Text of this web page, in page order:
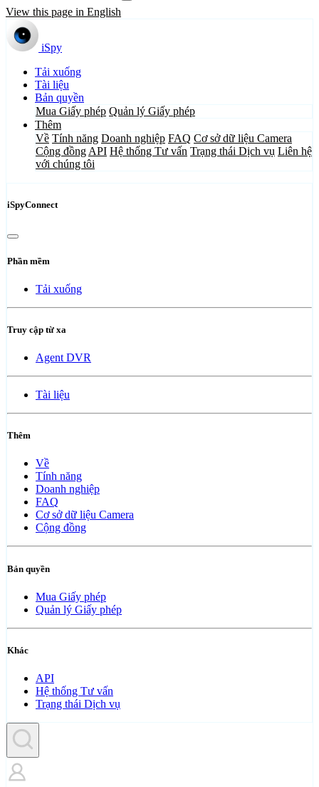
View this page in English
iSpy
Tải xuống
Tài liệu
Bản quyền
Mua Giấy phép Quản lý Giấy phép
Thêm
Về Tính năng Doanh nghiệp FAQ Cơ sở dữ liệu Camera
Cộng đồng API Hệ thống Tư vấn Trạng thái Dịch vụ Liên hệ
với chúng tôi
iSpyConnect
Phần mềm
Tải xuống
Truy cập từ xa
Agent DVR
Tài liệu
Thêm
Về
Tính năng
Doanh nghiệp
FAQ
Cơ sở dữ liệu Camera
Cộng đồng
Bản quyền
Mua Giấy phép
Quản lý Giấy phép
Khác
API
Hệ thống Tư vấn
Trạng thái Dịch vụ